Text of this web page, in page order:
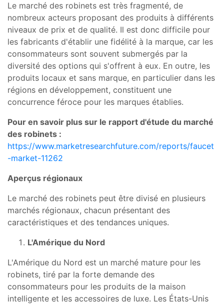
Le marché des robinets est très fragmenté, de
nombreux acteurs proposant des produits à différents
niveaux de prix et de qualité. Il est donc difficile pour
les fabricants d'établir une fidélité à la marque, car les
consommateurs sont souvent submergés par la
diversité des options qui s'offrent à eux. En outre, les
produits locaux et sans marque, en particulier dans les
régions en développement, constituent une
concurrence féroce pour les marques établies.
Pour en savoir plus sur le rapport d'étude du marché
des robinets :
https://www.marketresearchfuture.com/reports/faucet
-market-11262
Aperçus régionaux
Le marché des robinets peut être divisé en plusieurs
marchés régionaux, chacun présentant des
caractéristiques et des tendances uniques.
L'Amérique du Nord
L'Amérique du Nord est un marché mature pour les
robinets, tiré par la forte demande des
consommateurs pour les produits de la maison
intelligente et les accessoires de luxe. Les États-Unis